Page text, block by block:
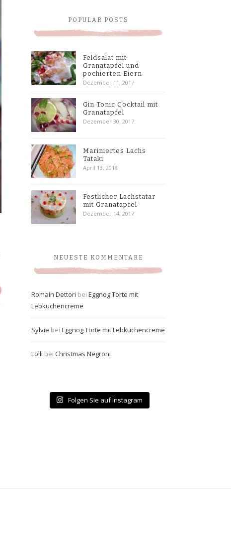
POPULAR POSTS
Feldsalat mit
Granatapfel und
pochierten Eiern
Dezember 11, 2017
Gin Tonic Cocktail mit
Granatapfel
Dezember 30, 2017
Mariniertes Lachs
Tataki
April 13, 2018
Festlicher Lachstatar
mit Granatapfel
Dezember 14, 2017
NEUESTE KOMMENTARE
Romain Dettori bei Eggnog Torte mit
Lebkuchencreme
Sylvie bei Eggnog Torte mit Lebkuchencreme
Lölli bei Christmas Negroni
Folgen Sie auf Instagram